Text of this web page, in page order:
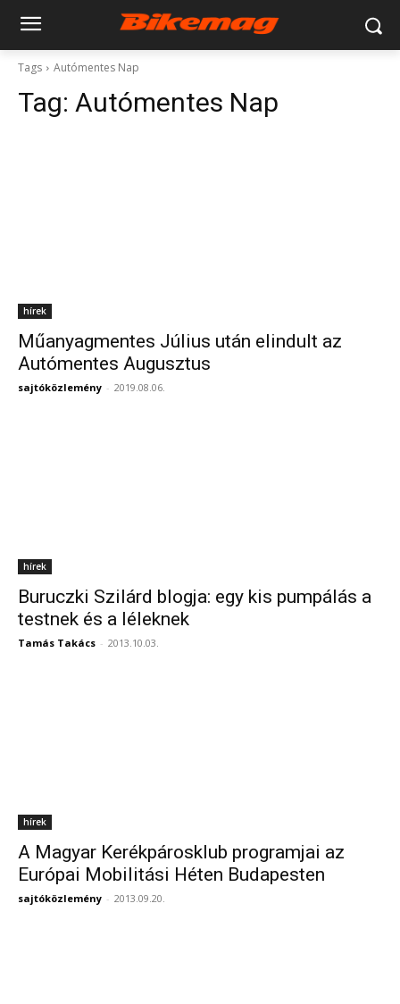
Tags Autómentes Nap
Tag: Autómentes Nap
hírek
Műanyagmentes Július után elindult az
Autómentes Augusztus
sajtóközlemény - 2019.08.06.
hírek
Buruczki Szilárd blogja: egy kis pumpálás a
testnek és a léleknek
Tamás Takács - 2013.10.03.
hírek
A Magyar Kerékpárosklub programjai az
Európai Mobilitási Héten Budapesten
sajtóközlemény - 2013.09.20.